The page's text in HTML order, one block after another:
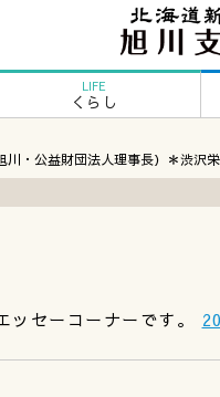
LIFE
くらし
川・公益財団法人理事長）＊渋沢
ッセーコーナーです。